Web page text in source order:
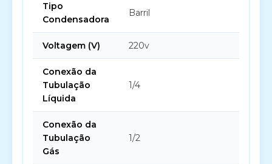
Tipo
Condensadora
Barril
Voltagem (V) 220v
Conexão da
Tubulação
Líquida
1/4
Conexão da
Tubulação
Gás
1/2